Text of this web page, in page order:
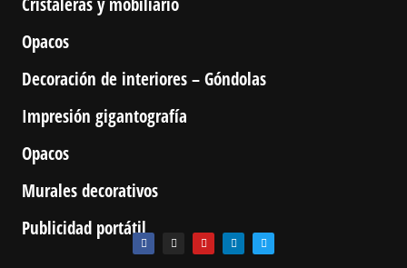
Opacos
Decoración de interiores – Góndolas
Impresión gigantografía
Opacos
Murales decorativos
Publicidad portátil